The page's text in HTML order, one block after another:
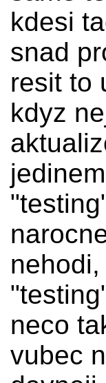
kdesi
snad
resit to
kdyz
neco
vubec